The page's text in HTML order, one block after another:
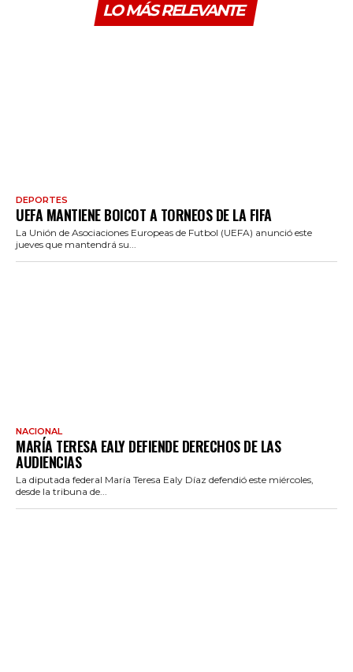
LO MÁS RELEVANTE
DEPORTES
UEFA MANTIENE BOICOT A TORNEOS DE LA FIFA
La Unión de Asociaciones Europeas de Futbol (UEFA) anunció este
jueves que mantendrá su...
NACIONAL
MARÍA TERESA EALY DEFIENDE DERECHOS DE LAS
AUDIENCIAS
La diputada federal María Teresa Ealy Díaz defendió este miércoles,
desde la tribuna de...